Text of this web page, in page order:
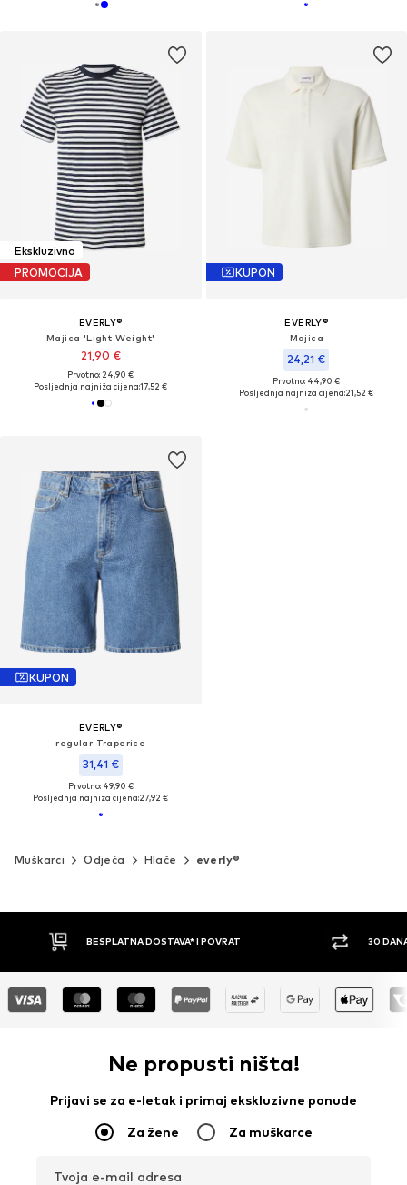
Ekskluzivno
PROMOCIJA
EVERLY®
Majica 'Light Weight'
21,90 €
Prvotno: 24,90 €
Posljednja najniža cijena:17,52 €
KUPON
EVERLY®
Majica
24,21 €
Prvotno: 44,90 €
Posljednja najniža cijena:21,52 €
KUPON
EVERLY®
regular Traperice
31,41 €
Prvotno: 49,90 €
Posljednja najniža cijena:27,92 €
Muškarci Odjeća Hlače everly®
30 DANA PRAVO NA POVRAT
Ne propusti ništa!
Prijavi se za e-letak i primaj ekskluzivne ponude
Za žene Za muškarce
Tvoja e-mail adresa